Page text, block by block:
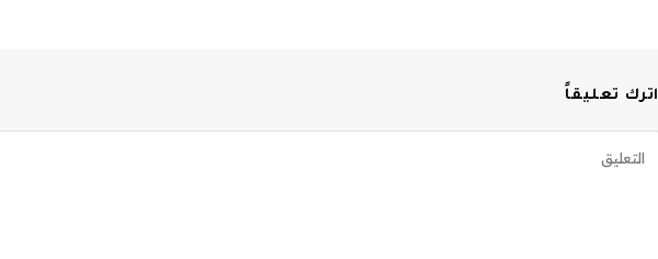
اترك تعليقاً